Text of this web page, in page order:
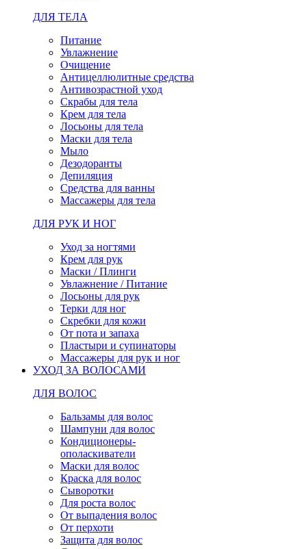
ДЛЯ ТЕЛА
Питание
Увлажнение
Очищение
Антицеллюлитные средства
Антивозрастной уход
Скрабы для тела
Крем для тела
Лосьоны для тела
Маски для тела
Мыло
Дезодоранты
Депиляция
Средства для ванны
Массажеры для тела
ДЛЯ РУК И НОГ
Уход за ногтями
Крем для рук
Маски / Плинги
Увлажнение / Питание
Лосьоны для рук
Терки для ног
Скребки для кожи
От пота и запаха
Пластыри и супинаторы
Массажеры для рук и ног
УХОД ЗА ВОЛОСАМИ
ДЛЯ ВОЛОС
Бальзамы для волос
Шампуни для волос
Кондиционеры-
ополаскиватели
Маски для волос
Краска для волос
Сыворотки
Для роста волос
От выпадения волос
От перхоти
Защита для волос